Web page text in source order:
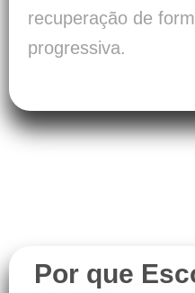
recuperação de
progressiva.
Por que